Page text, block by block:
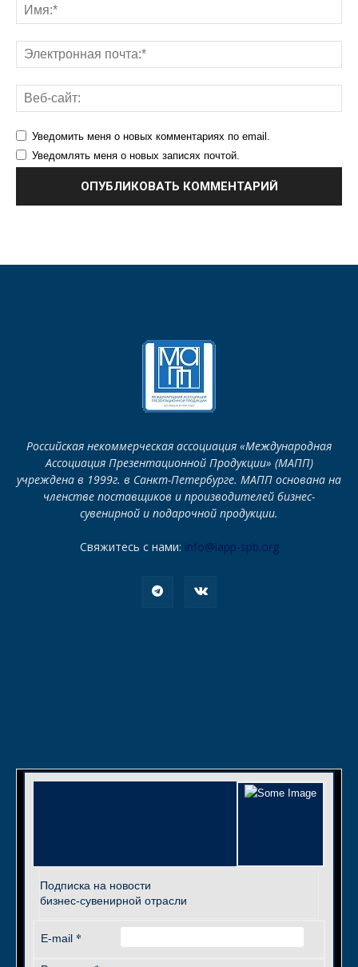
Уведомить меня о новых комментариях по email.
Уведомлять меня о новых записях почтой.
Российская некоммерческая ассоциация «Международная
Ассоциация Презентационной Продукции» (МАПП)
учреждена в 1999г. в Санкт-Петербурге. МАПП основана на
членстве поставщиков и производителей бизнес-
сувенирной и подарочной продукции.
Свяжитесь с нами: info@iapp-spb.org
Подписка на новости
бизнес-сувенирной отрасли
E-mail *